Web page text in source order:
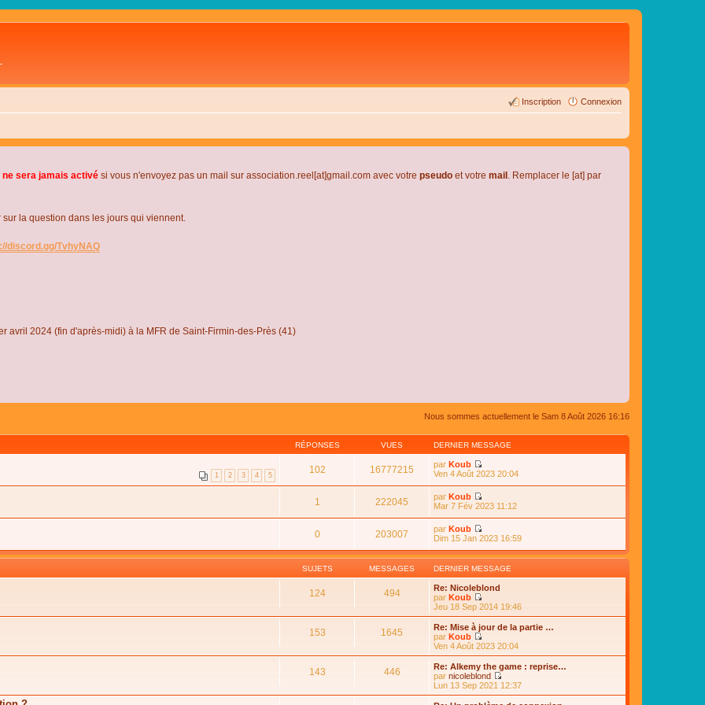
Connexion
Inscription
sera jamais activé si vous n'envoyez pas un mail sur association.reel[at]gmail.com avec votre pseudo et votre mail . Remplacer le [at] par
la question dans les jours qui viennent.
discord.gg/TvhyNAQ
avril 2024 (fin d'après-midi) à la MFR de Saint-Firmin-des-Près (41)
Nous sommes actuellement le Sam 8 Août 2026 16:16
RÉPONSES VUES DERNIER MESSAGE
1 2 3 4 5 102 16777215 par Koub
C
u
l
e
l
e
d
e
n
r
m
e
s
a
g
e
Ven 4 Août 2023 20:04
1 222045 par Koub
C
u
l
t
e
r
l
d
e
r
i
e
r
m
e
s
s
Mar 7 Fév 2023 11:12
0 203007 par Koub
C
n
s
u
l
t
e
r
e
e
r
n
i
e
r
Dim 15 Jan 2023 16:59
SUJETS MESSAGES DERNIER MESSAGE
124 494
Re: Nicoleblond
par Koub
C
o
n
s
u
l
e
r
l
Jeu 18 Sep 2014 19:46
153 1645
Re: Mise à jour de la partie …
par Koub
C
o
n
s
u
l
t
Ven 4 Août 2023 20:04
143 446
Re: Alkemy the game : reprise…
par nicoleblond
C
o
n
Lun 13 Sep 2021 12:37